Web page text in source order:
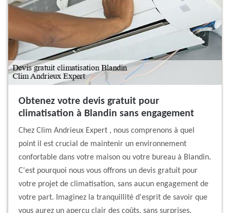
Obtenez votre devis gratuit pour
climatisation à Blandin sans engagement
Chez Clim Andrieux Expert , nous comprenons à quel
point il est crucial de maintenir un environnement
confortable dans votre maison ou votre bureau à Blandin.
C'est pourquoi nous vous offrons un devis gratuit pour
votre projet de climatisation, sans aucun engagement de
votre part. Imaginez la tranquillité d'esprit de savoir que
vous aurez un aperçu clair des coûts, sans surprises,